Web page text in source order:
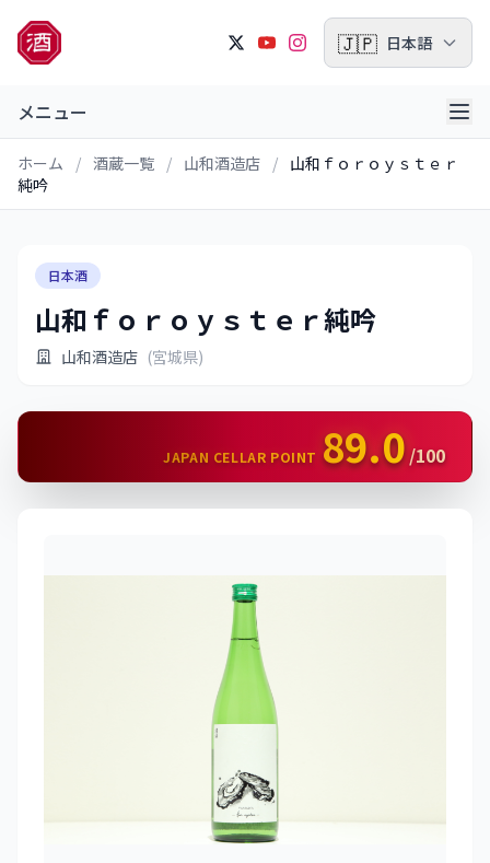
🇯🇵 日本語
メニュー
ホーム / 酒蔵一覧 / 山和酒造店 / 山和ｆｏｒｏｙｓｔｅｒ
純吟
日本酒
山和ｆｏｒｏｙｓｔｅｒ純吟
山和酒造店 (宮城県)
JAPAN CELLAR POINT 89.0 /100